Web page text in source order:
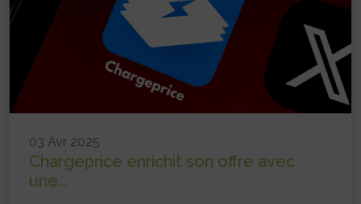
03 Avr 2025
Chargeprice enrichit son offre avec
une...